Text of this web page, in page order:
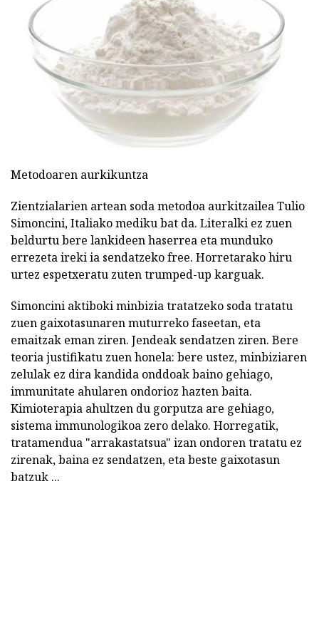
Metodoaren aurkikuntza
Zientzialarien artean soda metodoa aurkitzailea Tulio
Simoncini, Italiako mediku bat da. Literalki ez zuen
beldurtu bere lankideen haserrea eta munduko
errezeta ireki ia sendatzeko free. Horretarako hiru
urtez espetxeratu zuten trumped-up karguak.
Simoncini aktiboki minbizia tratatzeko soda tratatu
zuen gaixotasunaren muturreko faseetan, eta
emaitzak eman ziren. Jendeak sendatzen ziren. Bere
teoria justifikatu zuen honela: bere ustez, minbiziaren
zelulak ez dira kandida onddoak baino gehiago,
immunitate ahularen ondorioz hazten baita.
Kimioterapia ahultzen du gorputza are gehiago,
sistema immunologikoa zero delako. Horregatik,
tratamendua "arrakastatsua" izan ondoren tratatu ez
zirenak, baina ez sendatzen, eta beste gaixotasun
batzuk ...